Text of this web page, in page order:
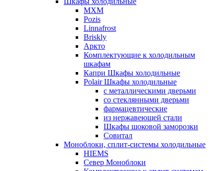
МХМ
Pozis
Linnafrost
Briskly
Аркто
Комплектующие к холодильным
шкафам
Капри Шкафы холодильные
Polair Шкафы холодильные
с металлическими дверьми
со стеклянными дверьми
фармацевтические
из нержавеющей стали
Шкафы шоковой заморозки
Совитал
Моноблоки, сплит-системы холодильные
HIEMS
Север Моноблоки